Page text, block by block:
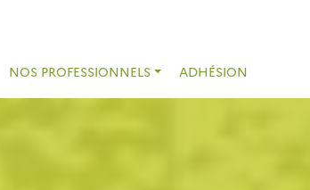
NOS PROFESSIONNELS ADHÉSION